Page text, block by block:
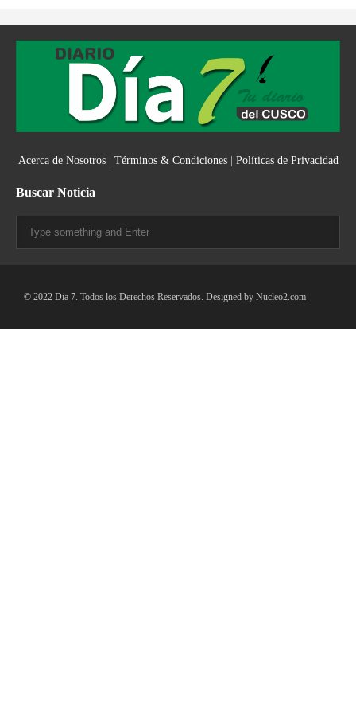
Acerca de Nosotros| Términos & Condiciones| Políticas de Privacidad
Buscar Noticia
© 2022 Dia 7. Todos los Derechos Reservados. Designed by Nucleo2.com